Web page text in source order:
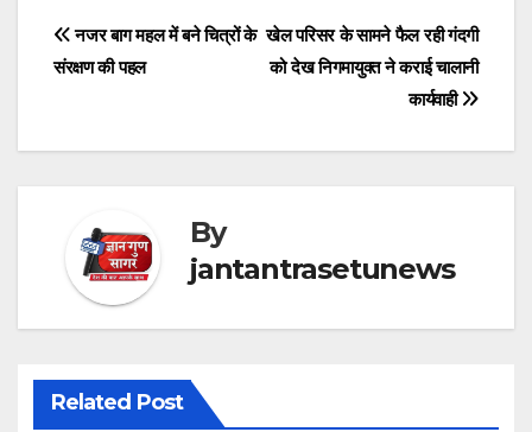
Post
navigation
खेल परिसर के सामने फैल रही गंदगी
को देख निगमायुक्त ने कराई चालानी
कार्यवाही
नजर बाग महल में बने चित्रों के
संरक्षण की पहल
By
jantantrasetunews
Related Post